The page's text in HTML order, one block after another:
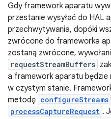
Gdy framework aparatu
przestanie wysyłać do HAL
przechwytywania, dopóki
zwrócone do frameworka
zostaną zwrócone,
requestStreamBuffers
a framework aparatu będzie
w czystym stanie.
metodę configureStreams
processCaptureRequest .